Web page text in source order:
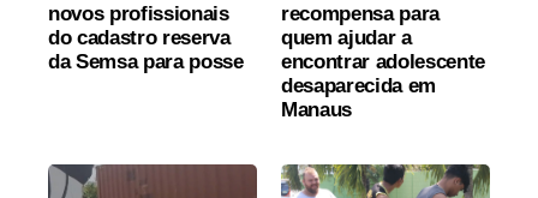
novos profissionais
do cadastro reserva
da Semsa para posse
recompensa para
quem ajudar a
encontrar adolescente
desaparecida em
Manaus